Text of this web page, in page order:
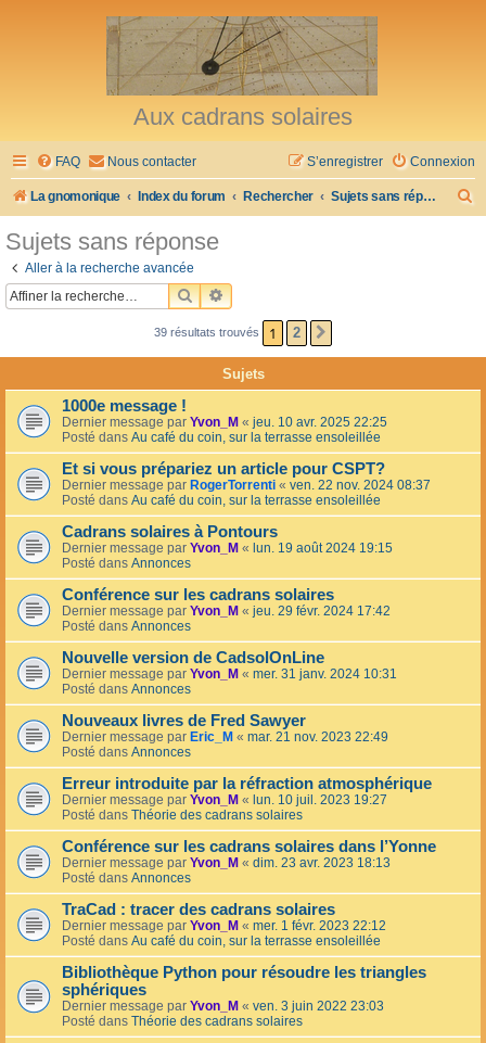
Aux cadrans solaires
FAQ Nous contacter Connexion
S’enregistrer
La gnomonique Index du forum Rechercher Sujets sans réponse
h
r
Sujets sans réponse
Aller à la recherche avancée
RECHERCHER
RECHERCHE AVANCÉE
39 résultats trouvés 1 2
Sujets
1000e message !
Dernier message par Yvon_M « jeu. 10 avr. 2025 22:25
Posté dans Au café du coin, sur la terrasse ensoleillée
Et si vous prépariez un article pour CSPT?
Dernier message par RogerTorrenti « ven. 22 nov. 2024 08:37
Posté dans Au café du coin, sur la terrasse ensoleillée
Cadrans solaires à Pontours
Dernier message par Yvon_M « lun. 19 août 2024 19:15
Posté dans Annonces
Conférence sur les cadrans solaires
Dernier message par Yvon_M « jeu. 29 févr. 2024 17:42
Posté dans Annonces
Nouvelle version de CadsolOnLine
Dernier message par Yvon_M « mer. 31 janv. 2024 10:31
Posté dans Annonces
Nouveaux livres de Fred Sawyer
Dernier message par Eric_M « mar. 21 nov. 2023 22:49
Posté dans Annonces
Erreur introduite par la réfraction atmosphérique
Dernier message par Yvon_M « lun. 10 juil. 2023 19:27
Posté dans Théorie des cadrans solaires
Conférence sur les cadrans solaires dans l’Yonne
Dernier message par Yvon_M « dim. 23 avr. 2023 18:13
Posté dans Annonces
TraCad : tracer des cadrans solaires
Dernier message par Yvon_M « mer. 1 févr. 2023 22:12
Posté dans Au café du coin, sur la terrasse ensoleillée
Bibliothèque Python pour résoudre les triangles
sphériques
Dernier message par Yvon_M « ven. 3 juin 2022 23:03
Posté dans Théorie des cadrans solaires